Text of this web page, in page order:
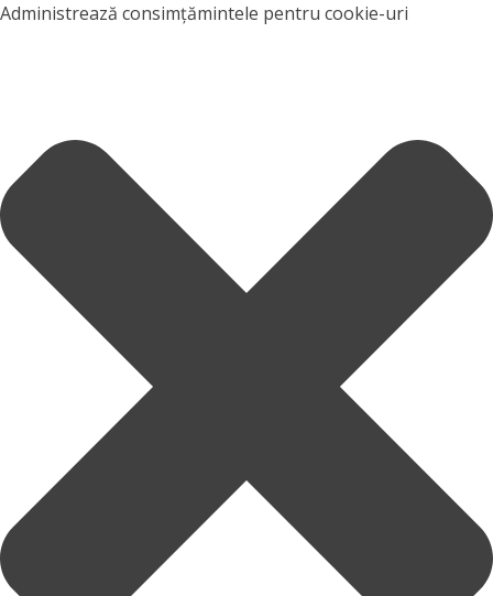
Administrează consimțămintele pentru cookie-uri